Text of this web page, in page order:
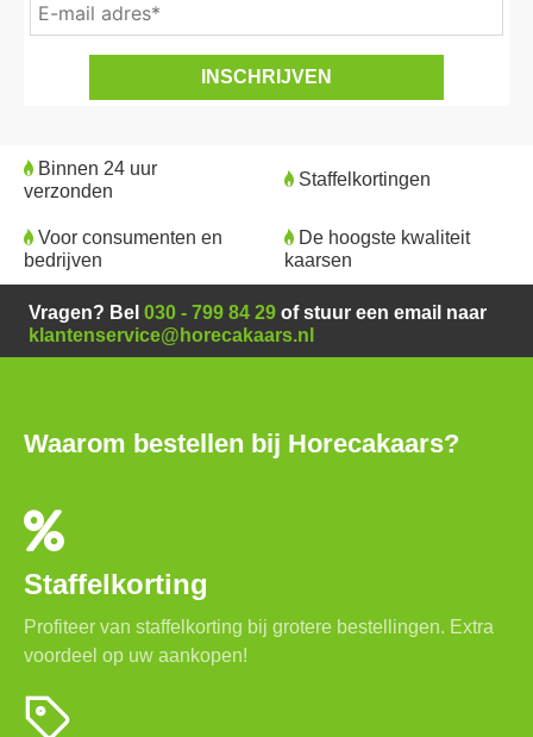
Binnen 24 uur
verzonden
Staffelkortingen
Voor consumenten en
bedrijven
De hoogste kwaliteit
kaarsen
Vragen? Bel 030 - 799 84 29 of stuur een email naar
klantenservice@horecakaars.nl
Waarom bestellen bij Horecakaars?
Staffelkorting
Profiteer van staffelkorting bij grotere bestellingen. Extra
voordeel op uw aankopen!